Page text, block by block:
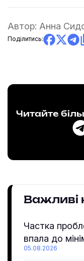
Автор: Анна
Поділитись:
Читайте
Важливі
Частка
впала до
05.08.2026